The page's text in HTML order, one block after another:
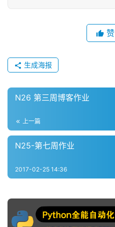
赞
生成海报
N26 第三周博客作业
上一篇
N25-第七周作业
2017-02-25 14:36